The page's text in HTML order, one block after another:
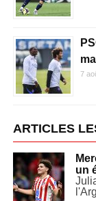
7
ARTICLES
un